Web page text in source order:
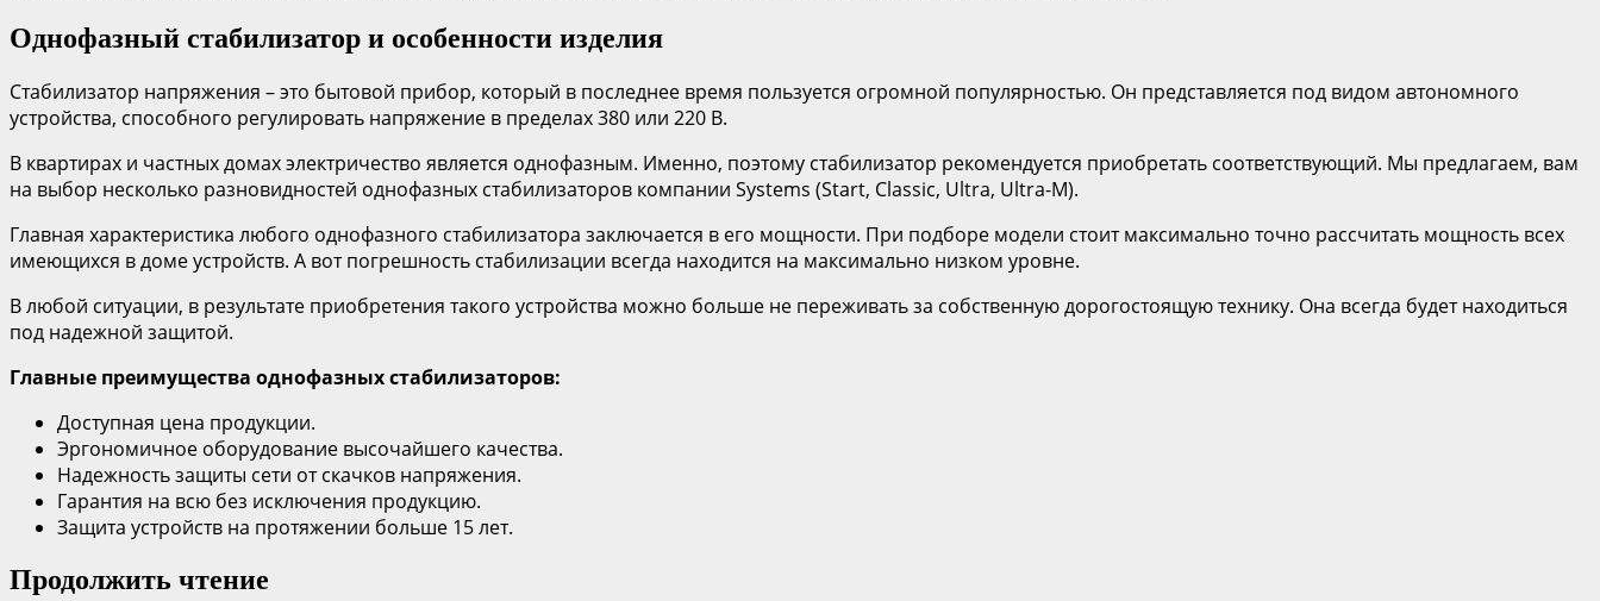
Однофазный стабилизатор и особенности изделия
Стабилизатор напряжения – это бытовой прибор, который в последнее время пользуется огромной популярностью. Он представляется под видом автономного
устройства, способного регулировать напряжение в пределах 380 или 220 В.
В квартирах и частных домах электричество является однофазным. Именно, поэтому стабилизатор рекомендуется приобретать соответствующий. Мы предлагаем, вам
на выбор несколько разновидностей однофазных стабилизаторов компании Systems (Start, Classic, Ultra, Ultra-M).
Главная характеристика любого однофазного стабилизатора заключается в его мощности. При подборе модели стоит максимально точно рассчитать мощность всех
имеющихся в доме устройств. А вот погрешность стабилизации всегда находится на максимально низком уровне.
В любой ситуации, в результате приобретения такого устройства можно больше не переживать за собственную дорогостоящую технику. Она всегда будет находиться
под надежной защитой.
Главные преимущества однофазных стабилизаторов:
Доступная цена продукции.
Эргономичное оборудование высочайшего качества.
Надежность защиты сети от скачков напряжения.
Гарантия на всю без исключения продукцию.
Защита устройств на протяжении больше 15 лет.
Продолжить чтение